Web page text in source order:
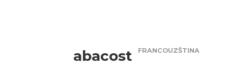
abacost FRANCOUZŠTINA